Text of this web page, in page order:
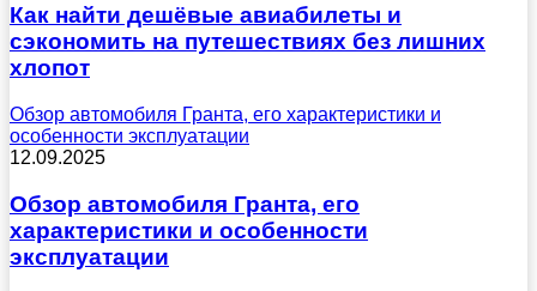
Как найти дешёвые авиабилеты и
сэкономить на путешествиях без лишних
хлопот
Обзор автомобиля Гранта, его характеристики и
особенности эксплуатации
12.09.2025
Обзор автомобиля Гранта, его
характеристики и особенности
эксплуатации